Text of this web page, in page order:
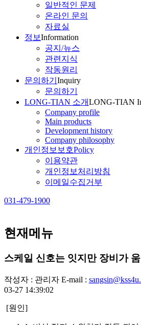
일반적인 문제
온라인 문의
자료실
정보Information
공지/뉴스
관련지식
작동원리
문의하기 Inquiry
문의하기
LONG-TIAN 소개LONG-TIAN
Company profile
Main products
Development history
Company philosophy
개인정보보호Policy
이용약관
개인정보처리방침
이메일수집거부
031-479-1900
현재메뉴
스케일 신호는 잇지만 장비가
작성자 : 관리자 E-mail :
03-27 14:39:02
[원인]